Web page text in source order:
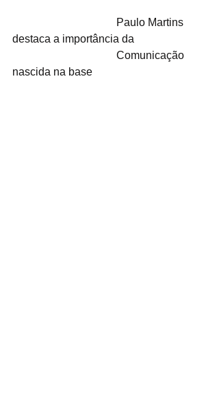
destaca a importância da
nascida na base